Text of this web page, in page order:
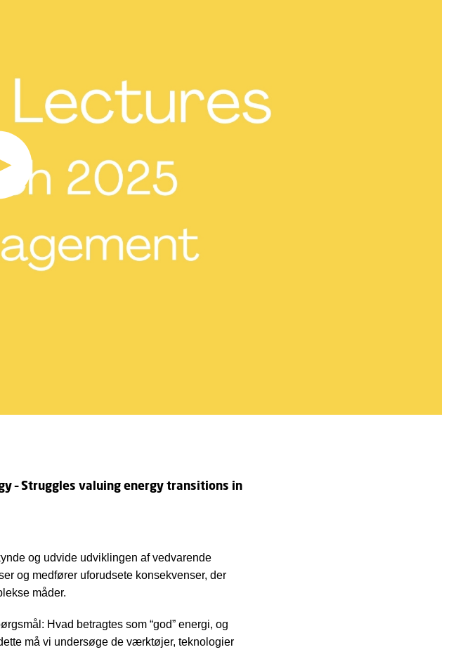
kræver cookies
til at tillade funktionalitet og målretning cookies
– Struggles valuing energy transitions in
og udvide udviklingen af vedvarende
og medfører uforudsete konsekvenser, der
måder.
Hvad betragtes som “god” energi, og
må vi undersøge de værktøjer, teknologier